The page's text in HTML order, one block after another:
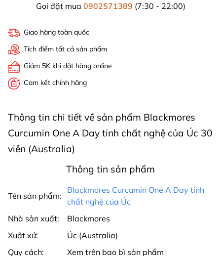
Gọi đặt mua 0902571389 (7:30 - 22:00)
Giao hàng toàn quốc
Tích điểm tất cả sản phẩm
Giảm 5K khi đặt hàng online
Cam kết chính hãng
Thông tin chi tiết về sản phẩm Blackmores
Curcumin One A Day tinh chất nghệ của Úc 30
viên (Australia)
Thông tin sản phẩm
Tên sản phẩm:
Blackmores Curcumin One A Day tinh
chất nghệ của Úc
Nhà sản xuất:
Blackmores
Xuất xứ:
Úc (Australia)
Quy cách:
Xem trên bao bì sản phẩm